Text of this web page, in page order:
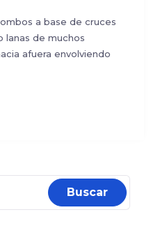
a base de cruces
lanas de muchos
afuera envolviendo